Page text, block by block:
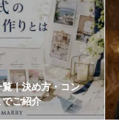
｜決め方・コン
でご紹介